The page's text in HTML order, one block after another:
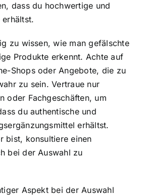
dass du hochwertige und
zu wissen, wie man gefälschte
Produkte erkennt. Achte auf
Shops oder Angebote, die zu
zu sein. Vertraue nur
oder Fachgeschäften, um
du authentische und
erhältst.
bist, konsultiere einen
bei der Auswahl zu
Aspekt bei der Auswahl